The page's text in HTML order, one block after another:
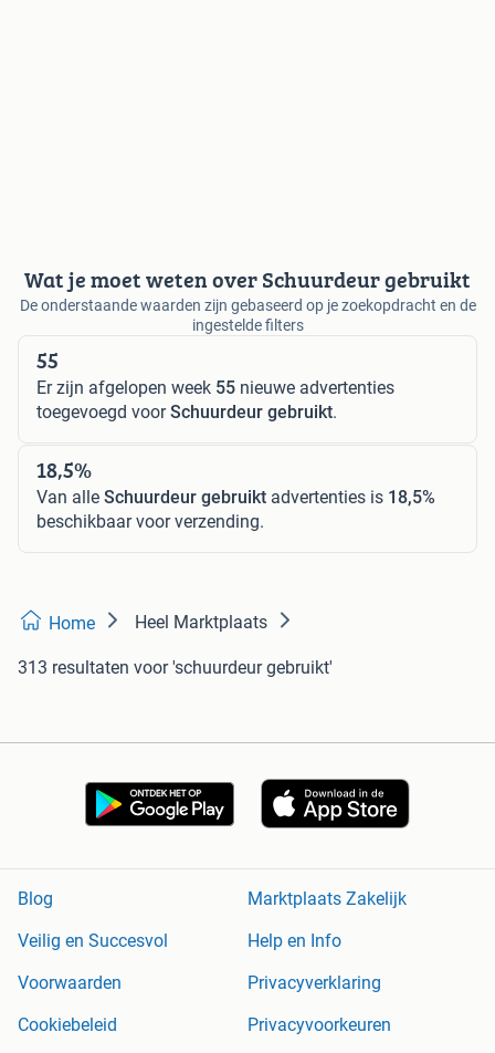
Wat je moet weten over Schuurdeur gebruikt
De onderstaande waarden zijn gebaseerd op je zoekopdracht en de
ingestelde filters
55
Er zijn afgelopen week 55 nieuwe advertenties
toegevoegd voorSchuurdeur gebruikt.
18,5%
Van alle Schuurdeur gebruikt advertenties is 18,5%
beschikbaar voor verzending.
Home Heel Marktplaats
313 resultaten voor 'schuurdeur gebruikt'
Blog
Marktplaats Zakelijk
Veilig en Succesvol
Help en Info
Voorwaarden
Privacyverklaring
Cookiebeleid
Privacyvoorkeuren